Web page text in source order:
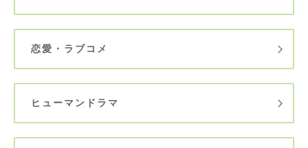
恋愛・ラブコメ
ヒューマンドラマ